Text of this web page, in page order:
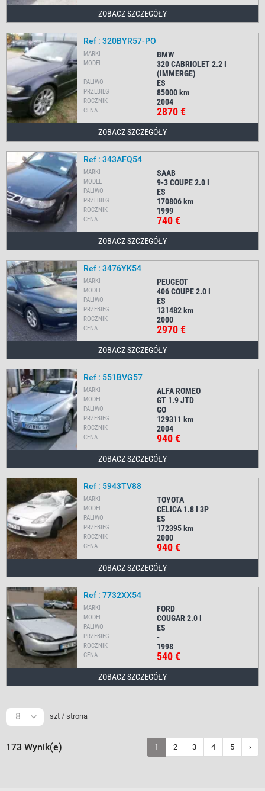
ZOBACZ SZCZEGÓŁY
MARKI BMW
Ref : 320BYR57-PO
MODEL
320 CABRIOLET 2.2 I
(IMMERGE)
PALIWO ES
PRZEBIEG 85000 km
ROCZNIK 2004
CENA 2870 €
ZOBACZ SZCZEGÓŁY
MARKI SAAB
Ref : 343AFQ54
MODEL 9-3 COUPE 2.0 I
PALIWO ES
PRZEBIEG 170806 km
ROCZNIK 1999
CENA 740 €
ZOBACZ SZCZEGÓŁY
MARKI PEUGEOT
Ref : 3476YK54
MODEL 406 COUPE 2.0 I
PALIWO ES
PRZEBIEG 131482 km
ROCZNIK 2000
CENA 2970 €
ZOBACZ SZCZEGÓŁY
MARKI ALFA ROMEO
Ref : 551BVG57
MODEL GT 1.9 JTD
PALIWO GO
PRZEBIEG 129311 km
ROCZNIK 2004
CENA 940 €
ZOBACZ SZCZEGÓŁY
MARKI TOYOTA
Ref : 5943TV88
MODEL CELICA 1.8 I 3P
PALIWO ES
PRZEBIEG 172395 km
ROCZNIK 2000
CENA 940 €
ZOBACZ SZCZEGÓŁY
MARKI FORD
Ref : 7732XX54
MODEL COUGAR 2.0 I
PALIWO ES
PRZEBIEG -
ROCZNIK 1998
CENA 540 €
ZOBACZ SZCZEGÓŁY
8 szt / strona
173 Wynik(e) 1 2 3 4 5 ›